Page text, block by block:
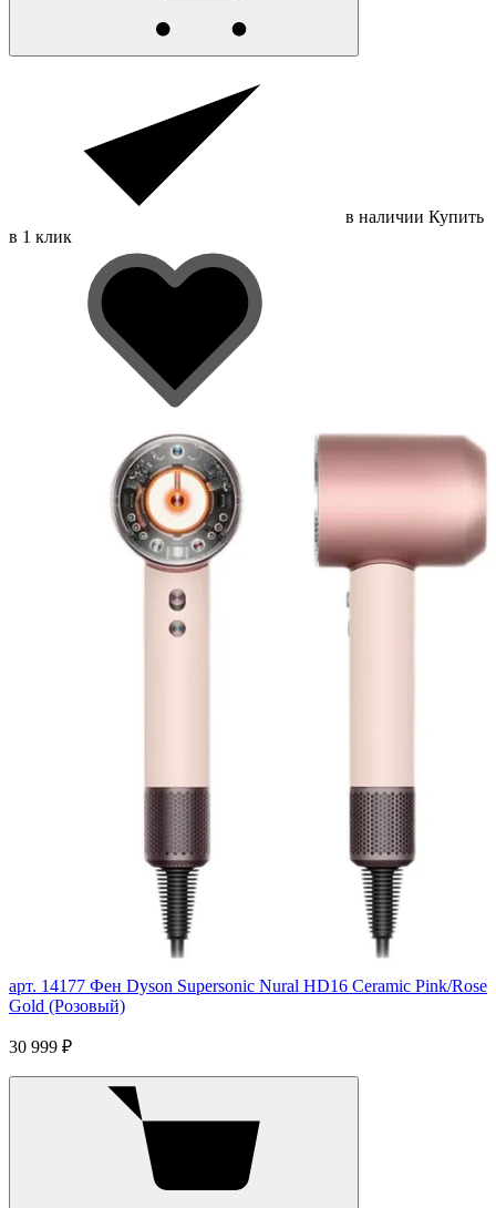
в наличии Купить
в 1 клик
арт. 14177 Фен Dyson Supersonic Nural HD16 Ceramic Pink/Rose
Gold (Розовый)
30 999 ₽